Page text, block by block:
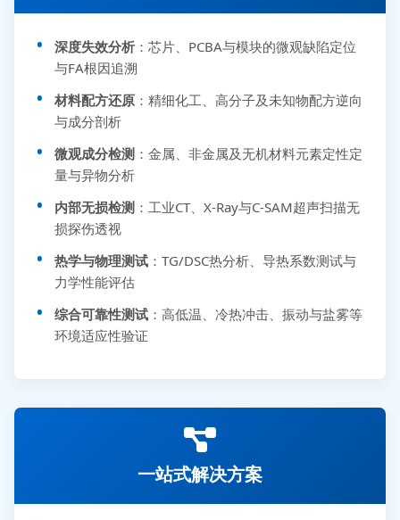
深度失效分析 ：芯片、PCBA与模块的微观缺陷定位
与FA根因追溯
材料配方还原 ：精细化工、高分子及未知物配方逆向
与成分剖析
微观成分检测 ：金属、非金属及无机材料元素定性定
量与异物分析
内部无损检测 ：工业CT、X-Ray与C-SAM超声扫描无
损探伤透视
热学与物理测试 ：TG/DSC热分析、导热系数测试与
力学性能评估
综合可靠性测试 ：高低温、冷热冲击、振动与盐雾等
环境适应性验证
一站式解决方案